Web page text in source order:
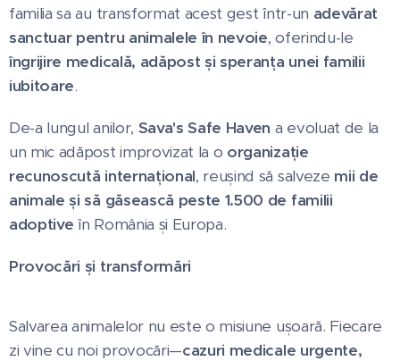
familia sa au transformat acest gest într-un adevărat
sanctuar pentru animalele în nevoie, oferindu-le
îngrijire medicală, adăpost și speranța unei familii
iubitoare.
De-a lungul anilor, Sava's Safe Haven a evoluat de la
un mic adăpost improvizat la o organizație
recunoscută internațional, reușind să salveze mii de
animale și să găsească peste 1.500 de familii
adoptive în România și Europa.
Provocări și transformări
Salvarea animalelor nu este o misiune ușoară. Fiecare
zi vine cu noi provocări—cazuri medicale urgente,